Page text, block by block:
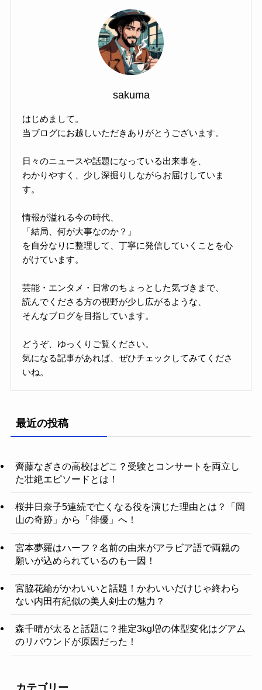
sakuma
はじめまして。
当ブログにお越しいただきありがとうございます。
日々のニュースや話題になっている出来事を、
わかりやすく、少し深掘りしながらお届けしていま
す。
情報が溢れる今の時代、
「結局、何が大事なのか？」
を自分なりに整理して、丁寧に発信していくことを心
がけています。
芸能・エンタメ・日常のちょっとした気づきまで、
読んでくださる方の視野が少し広がるような、
そんなブログを目指しています。
どうぞ、ゆっくりご覧ください。
気になる記事があれば、ぜひチェックしてみてくださ
いね。
最近の投稿
齊藤なぎさの高校はどこ？受験とコンサートを両立し
た壮絶エピソードとは！
桜井日奈子5連続で亡くなる役を演じた理由とは？「岡
山の奇跡」から「俳優」へ！
宮本夢羅はハーフ？名前の由来がアラビア語で両親の
願いが込められているのも一因！
宮脇花綸がかわいいと話題！かわいいだけじゃ終わら
ない内田有紀似の美人剣士の魅力？
森千晴が太ると話題に？推定3kg増の体型変化はグアム
のリバウンドが原因だった！